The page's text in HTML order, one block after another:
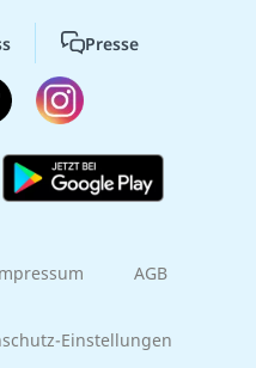
Presse
AGB
Einstellungen